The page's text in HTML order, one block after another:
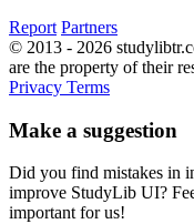
Report Partners
© 2013 - 2026
are the property of their
Privacy Terms
Make a suggestion
Did you find mistakes in
improve StudyLib UI?
important for us!